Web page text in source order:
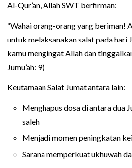
Al-Qur’an, Allah SWT berfirman:
“Wahai orang-orang yang beriman!
untuk melaksanakan salat pada hari
kamu mengingat Allah dan
Jumu’ah: 9)
Keutamaan Salat Jumat antara lain:
Menghapus dosa di antara dua
saleh
Menjadi momen peningkatan
Sarana memperkuat ukhuwah